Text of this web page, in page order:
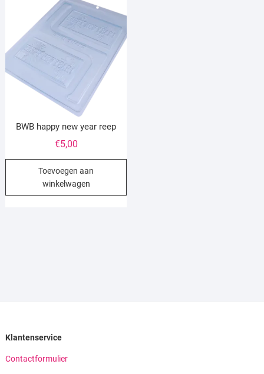
BWB happy new year reep
€5,00
Toevoegen aan
winkelwagen
Klantenservice
Contactformulier